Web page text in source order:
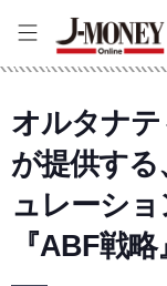
オルタナ
が提供す
ュレーシ
『ABF戦略